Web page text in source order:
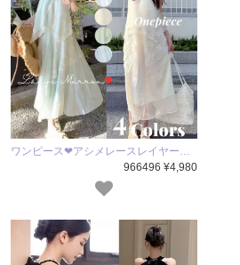
ワンピース❤アシメレースレイヤー…
966496 ¥4,980